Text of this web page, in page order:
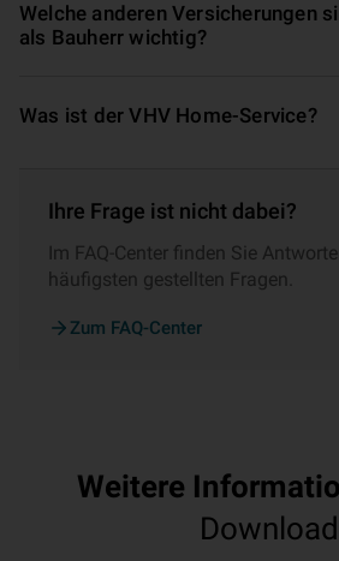
Welche anderen Ver­si­che­rungen
als Bauherr wichtig?
Was ist der VHV Home-Service?
Ihre Frage ist nicht dabei?
Im FAQ-Center finden Sie
häufigsten gestellten Fragen.
Zum FAQ-Center
Weitere
Download